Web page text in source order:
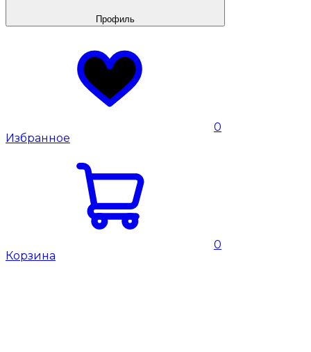
Профиль
0
Избранное
0
Корзина